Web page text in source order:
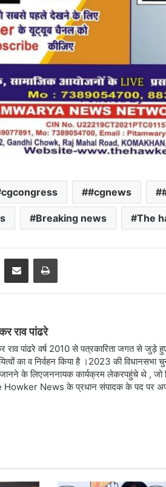
#cgnews
Breaking news The
Share via Email Print
राव पांढरे
राव पांढरे वर्ष 2010 से पत्रकारिता जगत से जुड़े
का व निर्वहन किया है ।2023 की
के लिएजननायक कार्यक्रम लेकरपहुंचे थे , जो
Howker News के प्रधान संपादक के पद पर